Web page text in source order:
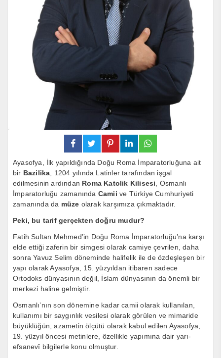
Ayasofya, İlk yapıldığında Doğu Roma İmparatorluğuna ait
bir Bazilika , 1204 yılında Latinler tarafından işgal
edilmesinin ardından Roma Katolik Kilisesi , Osmanlı
İmparatorluğu zamanında Camii ve Türkiye Cumhuriyeti
zamanında da müze olarak karşımıza çıkmaktadır.
Peki, bu tarif gerçekten doğru mudur?
Fatih Sultan Mehmed’in Doğu Roma İmparatorluğu’na karşı
elde ettiği zaferin bir simgesi olarak camiye çevrilen, daha
sonra Yavuz Selim döneminde halifelik ile de özdeşleşen bir
yapı olarak Ayasofya, 15. yüzyıldan itibaren sadece
Ortodoks dünyasının değil, İslam dünyasının da önemli bir
merkezi haline gelmiştir.
Osmanlı’nın son dönemine kadar camii olarak kullanılan,
kullanımı bir saygınlık vesilesi olarak görülen ve mimaride
büyüklüğün, azametin ölçütü olarak kabul edilen Ayasofya,
19. yüzyıl öncesi metinlere, özellikle yapımına dair yarı-
efsanevî bilgilerle konu olmuştur.